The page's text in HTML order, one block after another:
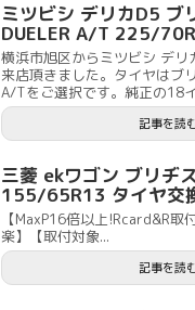
ミツビシ デリカD5 ブ
DUELER A/T 225/
横浜市旭区からミツビシ デリ
来店頂きました。タイヤはブ
A/Tをご選択です。純正の18
記事を読
三菱 ekワゴン ブリヂ
155/65R13 タイヤ交
【MaxP16倍以上!Rcard&R取
楽】【取付対象...
記事を読